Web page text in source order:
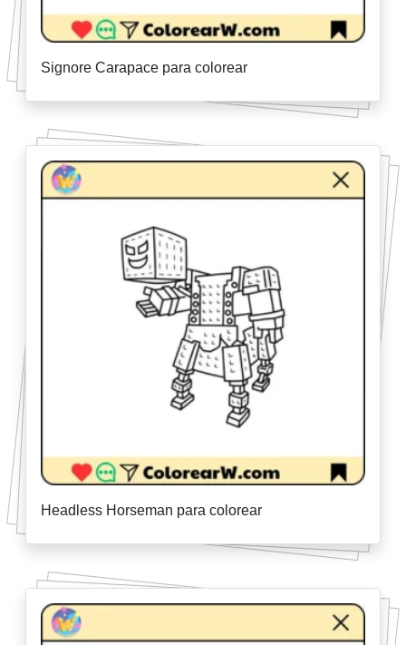
Signore Carapace para colorear
Headless Horseman para colorear